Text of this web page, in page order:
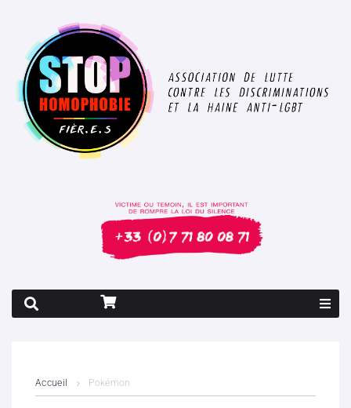
Accueil Pokémon